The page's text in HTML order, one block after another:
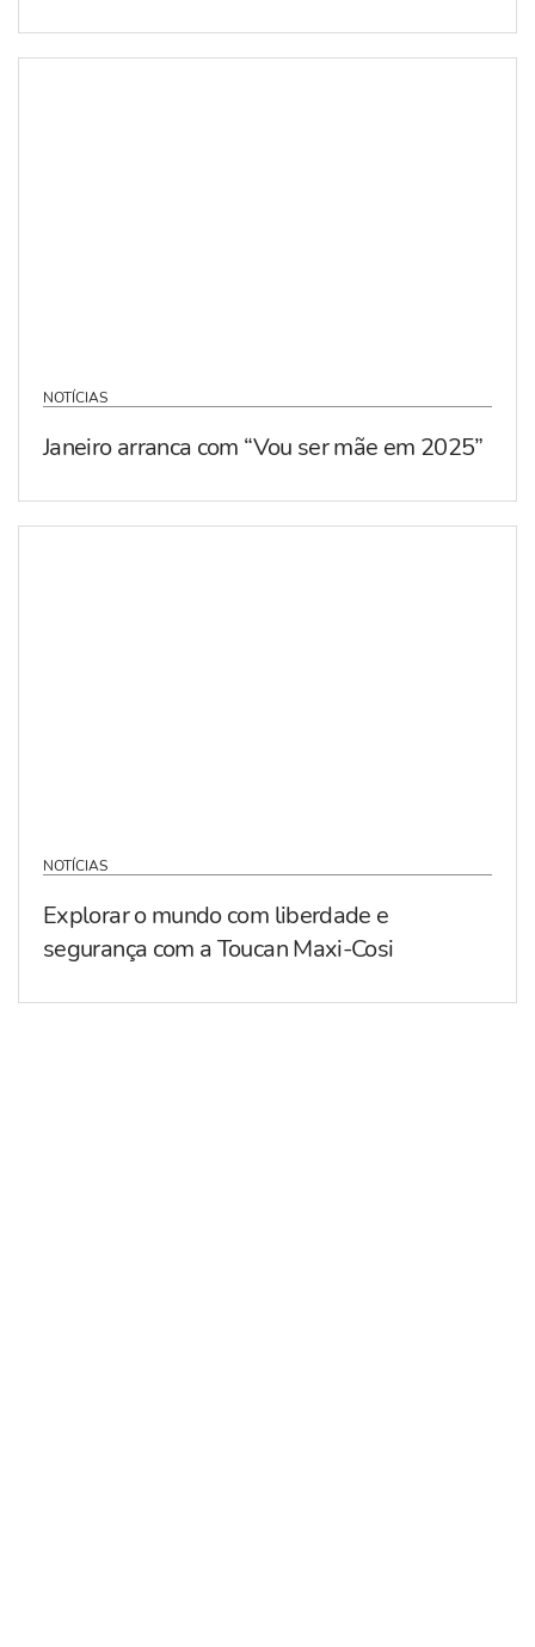
NOTÍCIAS
Janeiro arranca com “Vou ser mãe em 2025”
NOTÍCIAS
Explorar o mundo com liberdade e
segurança com a Toucan Maxi-Cosi